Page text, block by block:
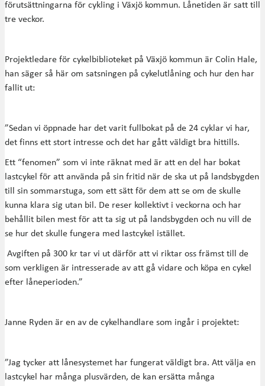
förutsättningarna för cykling i Växjö kommun. Lånetiden är satt till
tre veckor.
Projektledare för cykelbiblioteket på Växjö kommun är Colin Hale,
han säger så här om satsningen på cykelutlåning och hur den har
fallit ut:
”Sedan vi öppnade har det varit fullbokat på de 24 cyklar vi har,
det finns ett stort intresse och det har gått väldigt bra hittills.
Ett “fenomen” som vi inte räknat med är att en del har bokat
lastcykel för att använda på sin fritid när de ska ut på landsbygden
till sin sommarstuga, som ett sätt för dem att se om de skulle
kunna klara sig utan bil. De reser kollektivt i veckorna och har
behållit bilen mest för att ta sig ut på landsbygden och nu vill de
se hur det skulle fungera med lastcykel istället.
Avgiften på 300 kr tar vi ut därför att vi riktar oss främst till de
som verkligen är intresserade av att gå vidare och köpa en cykel
efter låneperioden.”
Janne Ryden är en av de cykelhandlare som ingår i projektet:
”Jag tycker att lånesystemet har fungerat väldigt bra. Att välja en
lastcykel har många plusvärden, de kan ersätta många